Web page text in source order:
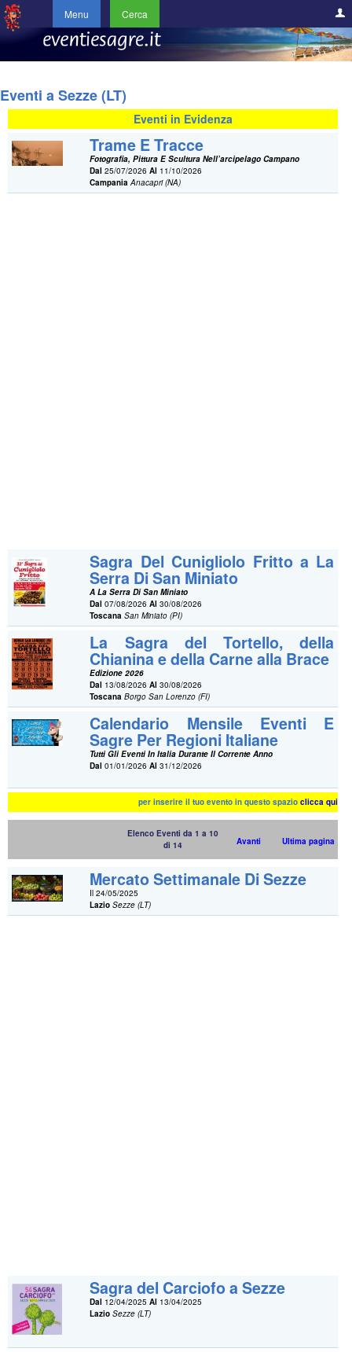
Menu Cerca
Eventi a Sezze (LT)
Eventi in Evidenza
Trame E Tracce
Fotografia, Pittura E Scultura Nell’arcipelago Campano
Dal 25/07/2026Al 11/10/2026
Campania Anacapri (NA)
Sagra Del Cunigliolo Fritto a La
Serra Di San Miniato
A La Serra Di San Miniato
Dal 07/08/2026Al 30/08/2026
Toscana San Miniato (PI)
La Sagra del Tortello, della
Chianina e della Carne alla Brace
Edizione 2026
Dal 13/08/2026Al 30/08/2026
Toscana Borgo San Lorenzo (FI)
Calendario Mensile Eventi E
Sagre Per Regioni Italiane
Tutti Gli Eventi In Italia Durante Il Corrente Anno
Dal 01/01/2026Al 31/12/2026
per inserire il tuo evento in questo spazioclicca qui
Elenco Eventi da 1 a 10
di 14
Avanti Ultima pagina
Mercato Settimanale Di Sezze
Il 24/05/2025
Lazio Sezze (LT)
Sagra del Carciofo a Sezze
Dal 12/04/2025Al 13/04/2025
Lazio Sezze (LT)